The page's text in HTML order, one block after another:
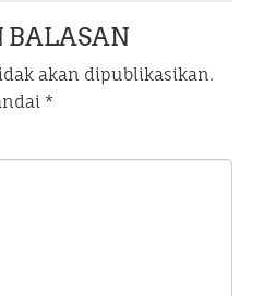
akan dipublikasikan.
*